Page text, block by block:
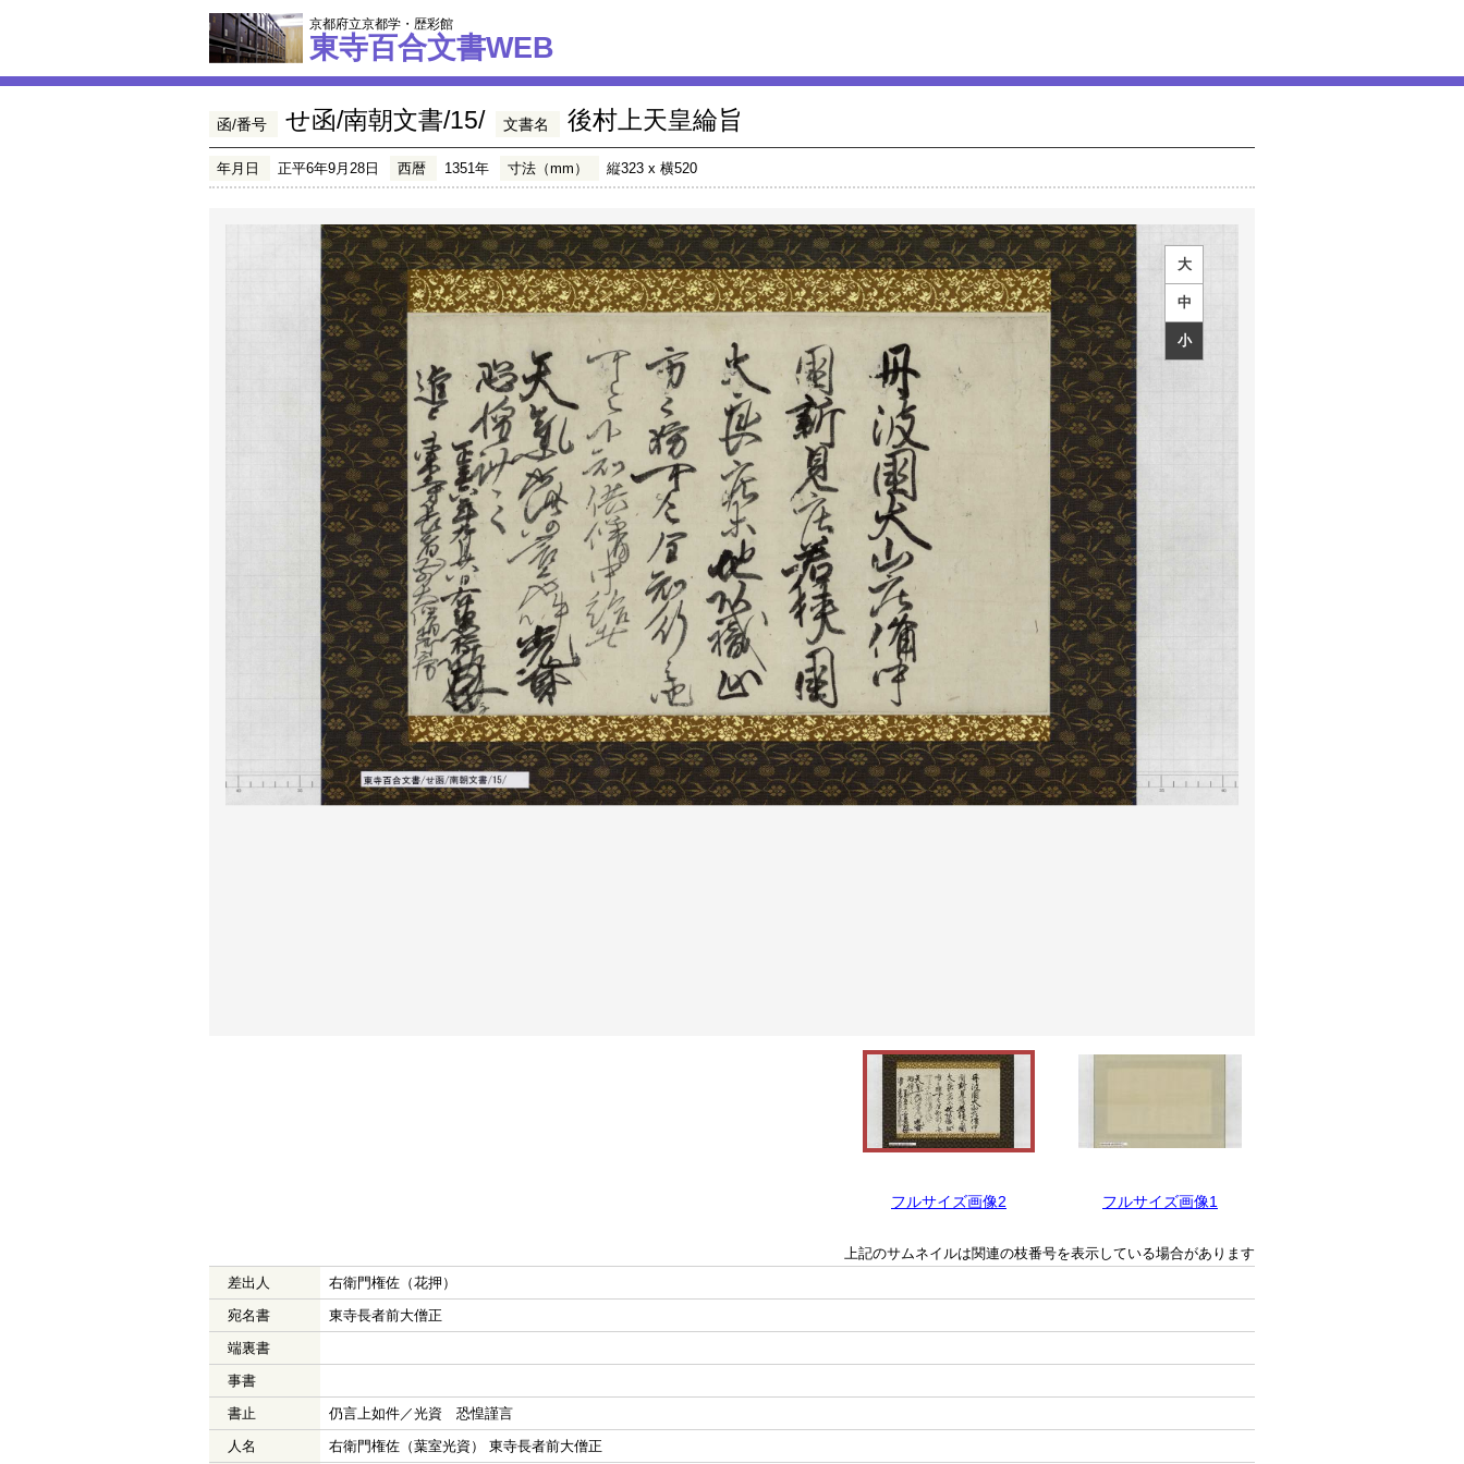
京都府立京都学・歴彩館
東寺百合文書WEB
函/番号 せ函/南朝文書/15/ 文書名 後村上天皇綸旨
年月日 正平6年9月28日 西暦 1351年 寸法（mm） 縦323 x 横520
大
中
小
フルサイズ画像2 フルサイズ画像1
上記のサムネイルは関連の枝番号を表示している場合があります
差出人
右衛門権佐（花押）
宛名書
東寺長者前大僧正
端裏書
事書
書止
仍言上如件／光資 恐惶謹言
人名
右衛門権佐（葉室光資） 東寺長者前大僧正